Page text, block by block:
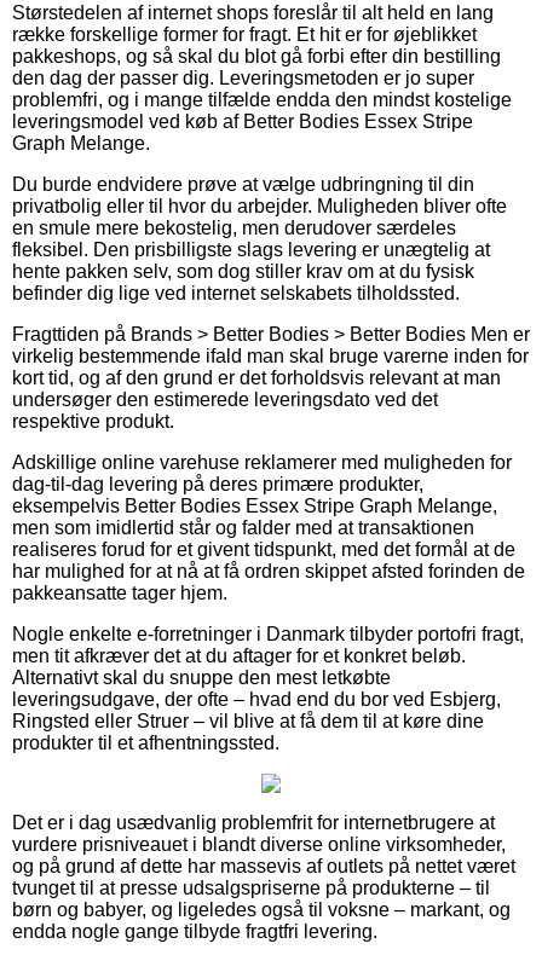
Størstedelen af internet shops foreslår til alt held en lang
række forskellige former for fragt. Et hit er for øjeblikket
pakkeshops, og så skal du blot gå forbi efter din bestilling
den dag der passer dig. Leveringsmetoden er jo super
problemfri, og i mange tilfælde endda den mindst kostelige
leveringsmodel ved køb af Better Bodies Essex Stripe
Graph Melange.
Du burde endvidere prøve at vælge udbringning til din
privatbolig eller til hvor du arbejder. Muligheden bliver ofte
en smule mere bekostelig, men derudover særdeles
fleksibel. Den prisbilligste slags levering er unægtelig at
hente pakken selv, som dog stiller krav om at du fysisk
befinder dig lige ved internet selskabets tilholdssted.
Fragttiden på Brands > Better Bodies > Better Bodies Men er
virkelig bestemmende ifald man skal bruge varerne inden for
kort tid, og af den grund er det forholdsvis relevant at man
undersøger den estimerede leveringsdato ved det
respektive produkt.
Adskillige online varehuse reklamerer med muligheden for
dag-til-dag levering på deres primære produkter,
eksempelvis Better Bodies Essex Stripe Graph Melange,
men som imidlertid står og falder med at transaktionen
realiseres forud for et givent tidspunkt, med det formål at de
har mulighed for at nå at få ordren skippet afsted forinden de
pakkeansatte tager hjem.
Nogle enkelte e-forretninger i Danmark tilbyder portofri fragt,
men tit afkræver det at du aftager for et konkret beløb.
Alternativt skal du snuppe den mest letkøbte
leveringsudgave, der ofte – hvad end du bor ved Esbjerg,
Ringsted eller Struer – vil blive at få dem til at køre dine
produkter til et afhentningssted.
Det er i dag usædvanlig problemfrit for internetbrugere at
vurdere prisniveauet i blandt diverse online virksomheder,
og på grund af dette har massevis af outlets på nettet været
tvunget til at presse udsalgspriserne på produkterne – til
børn og babyer, og ligeledes også til voksne – markant, og
endda nogle gange tilbyde fragtfri levering.